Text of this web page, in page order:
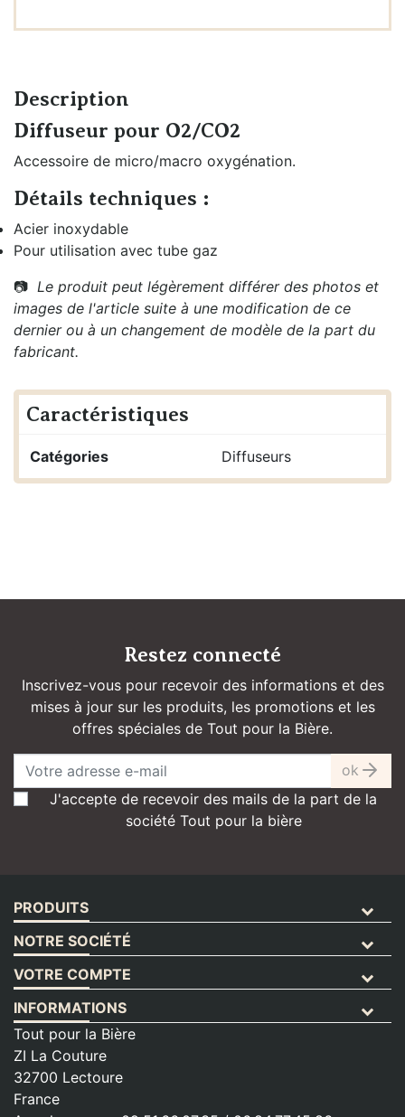
Description
Diffuseur pour O2/CO2
Accessoire de micro/macro oxygénation.
Détails techniques :
Acier inoxydable
Pour utilisation avec tube gaz
📷 Le produit peut légèrement différer des photos et
images de l'article suite à une modification de ce
dernier ou à un changement de modèle de la part du
fabricant.
Caractéristiques
Catégories Diffuseurs
Restez connecté
Inscrivez-vous pour recevoir des informations et des
mises à jour sur les produits, les promotions et les
offres spéciales de Tout pour la Bière.
ok
J'accepte de recevoir des mails de la part de la
société Tout pour la bière
PRODUITS
NOTRE SOCIÉTÉ
VOTRE COMPTE
INFORMATIONS
Tout pour la Bière
ZI La Couture
32700 Lectoure
France